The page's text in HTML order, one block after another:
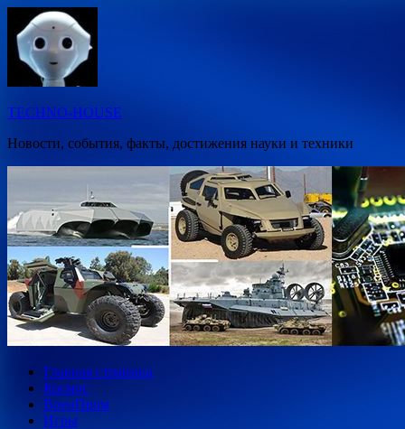
Перейти
содержимому
TECHNO-HOUSE
Новости, события, факты, достижения науки и техники
Главная страница
Космос
ВоенПром
Игры